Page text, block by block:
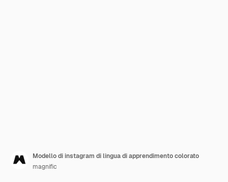
Modello di instagram di lingua di apprendimento colorato
magnific